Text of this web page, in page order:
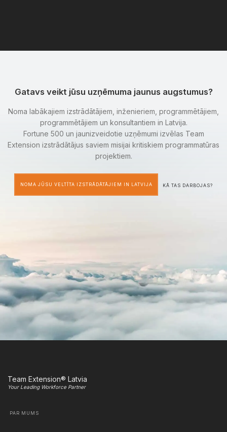
Gatavs veikt jūsu uzņēmuma jaunus augstumus?
Noma labākajiem izstrādātājiem, inženieriem, programmētājiem,
programmētājiem un konsultantiem in Latvija.
Fortune 500 un jaunizveidotie uzņēmumi izvēlas Team
Extension izstrādātājus saviem misijai kritiskiem programmatūras
projektiem.
NOMA JŪSU VELTĪTA IZSTRĀDĀTĀJIEM IN LATVIJA KĀ TAS DARBOJAS?
Team Extension® Latvia
Your Leading Workforce Partner
PAR MUMS